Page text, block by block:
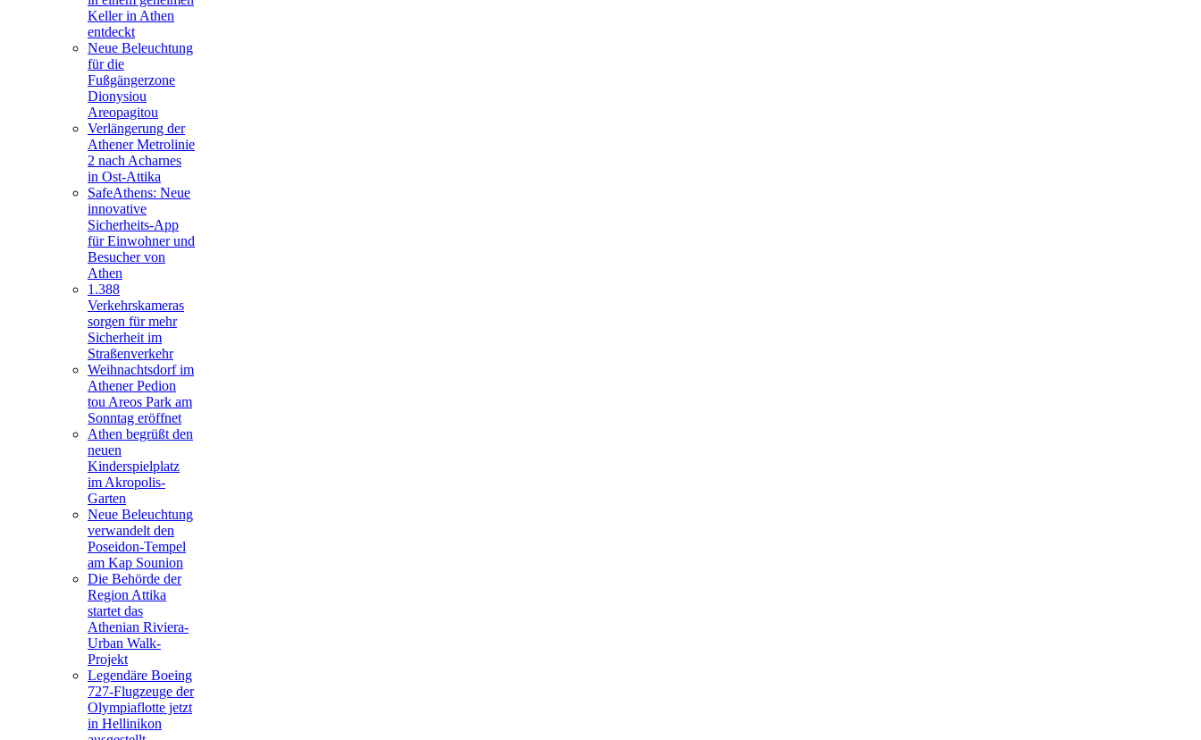
Keller in Athen
entdeckt
Neue Beleuchtung
für die
Fußgängerzone
Dionysiou
Areopagitou
Verlängerung der
Athener Metrolinie
2 nach Acharnes
in Ost-Attika
SafeAthens: Neue
innovative
Sicherheits-App
für Einwohner und
Besucher von
Athen
1.388
Verkehrskameras
sorgen für mehr
Sicherheit im
Straßenverkehr
Weihnachtsdorf im
Athener Pedion
tou Areos Park am
Sonntag eröffnet
Athen begrüßt den
neuen
Kinderspielplatz
im Akropolis-
Garten
Neue Beleuchtung
verwandelt den
Poseidon-Tempel
am Kap Sounion
Die Behörde der
Region Attika
startet das
Athenian Riviera-
Urban Walk-
Projekt
Legendäre Boeing
727-Flugzeuge der
Olympiaflotte jetzt
in Hellinikon